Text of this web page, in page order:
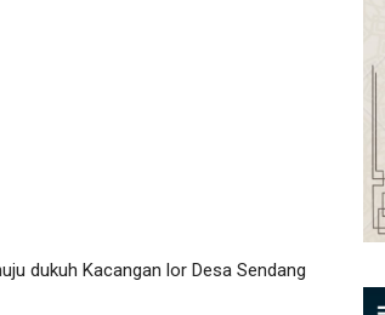
dukuh Kacangan lor Desa Sendang